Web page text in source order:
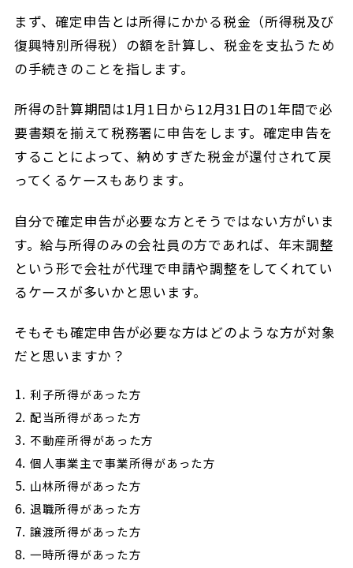
まず、確定申告とは所得にかかる税金（所得税及び
復興特別所得税）の額を計算し、税金を支払うため
の手続きのことを指します。
所得の計算期間は1月1日から12月31日の1年間で必
要書類を揃えて税務署に申告をします。確定申告を
することによって、納めすぎた税金が還付されて戻
ってくるケースもあります。
自分で確定申告が必要な方とそうではない方がいま
す。給与所得のみの会社員の方であれば、年末調整
という形で会社が代理で申請や調整をしてくれてい
るケースが多いかと思います。
そもそも確定申告が必要な方はどのような方が対象
だと思いますか？
利子所得があった方
配当所得があった方
不動産所得があった方
個人事業主で事業所得があった方
山林所得があった方
退職所得があった方
譲渡所得があった方
一時所得があった方